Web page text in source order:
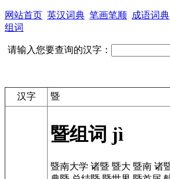
网站首页 英汉词典 笔画笔顺 成语词典
组词
请输入您要查询的汉字：
汉字 暨
暨组词 jì
暨南大学 诸暨 暨大 暨南 诸